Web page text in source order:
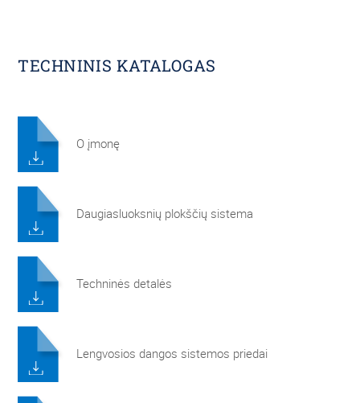
TECHNINIS KATALOGAS
O įmonę
Daugiasluoksnių plokščių sistema
Techninės detalės
Lengvosios dangos sistemos priedai